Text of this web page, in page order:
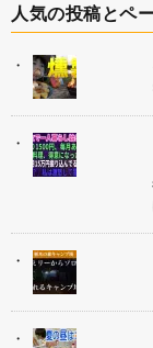
人気の投稿とペ